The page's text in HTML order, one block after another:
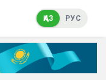
ҚАЗ РУС